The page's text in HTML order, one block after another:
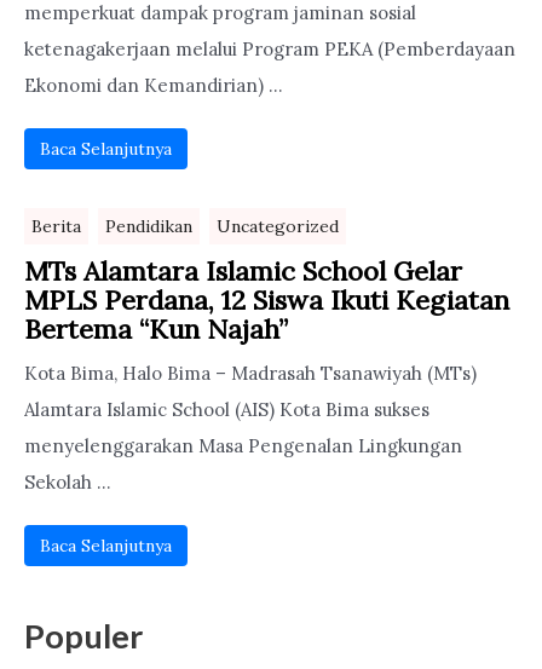
memperkuat dampak program jaminan sosial
ketenagakerjaan melalui Program PEKA (Pemberdayaan
Ekonomi dan Kemandirian) ...
Baca Selanjutnya
Berita Pendidikan Uncategorized
MTs Alamtara Islamic School Gelar
MPLS Perdana, 12 Siswa Ikuti Kegiatan
Bertema “Kun Najah”
Kota Bima, Halo Bima – Madrasah Tsanawiyah (MTs)
Alamtara Islamic School (AIS) Kota Bima sukses
menyelenggarakan Masa Pengenalan Lingkungan
Sekolah ...
Baca Selanjutnya
Populer